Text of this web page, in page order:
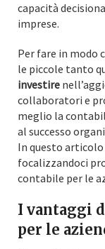
capacità
imprese.
Per fare in modo
le piccole tanto
investire
collaboratori e
meglio la
al successo
In questo
focalizzandoci
contabile per le
I vantaggi
per le